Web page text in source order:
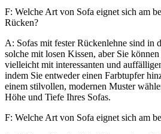
F: Welche Art von Sofa eignet sich am
Rücken?
A: Sofas mit fester Rückenlehne sind in
solche mit losen Kissen, aber Sie
vielleicht mit interessanten und
indem Sie entweder einen Farbtupfer
einem stilvollen, modernen Muster
Höhe und Tiefe Ihres Sofas.
F: Welche Art von Sofa eignet sich am